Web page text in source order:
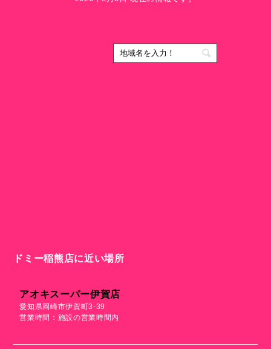
ドミー稲熊店に近い場所
アオキスーパー伊賀店
愛知県岡崎市伊賀町3-39
営業時間：施設の営業時間内